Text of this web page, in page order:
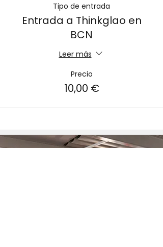
Tipo de entrada
Entrada a Thinkglao en
BCN
Leer más
Precio
10,00 €